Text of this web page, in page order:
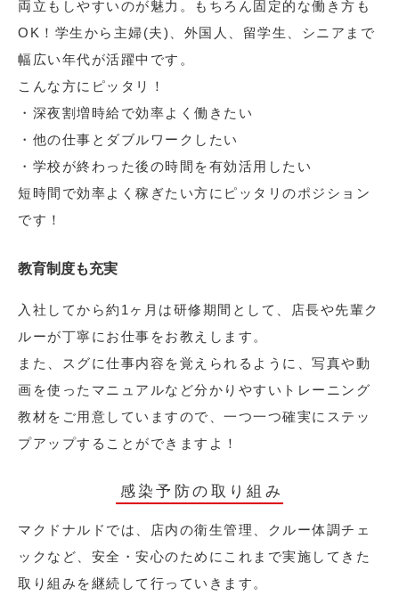
両立もしやすいのが魅力。もちろん固定的な働き方も
OK！学生から主婦(夫)、外国人、留学生、シニアまで
幅広い年代が活躍中です。
こんな方にピッタリ！
・深夜割増時給で効率よく働きたい
・他の仕事とダブルワークしたい
・学校が終わった後の時間を有効活用したい
短時間で効率よく稼ぎたい方にピッタリのポジション
です！
教育制度も充実
入社してから約1ヶ月は研修期間として、店長や先輩ク
ルーが丁寧にお仕事をお教えします。
また、スグに仕事内容を覚えられるように、写真や動
画を使ったマニュアルなど分かりやすいトレーニング
教材をご用意していますので、一つ一つ確実にステッ
プアップすることができますよ！
感染予防の取り組み
マクドナルドでは、店内の衛生管理、クルー体調チェ
ックなど、安全・安心のためにこれまで実施してきた
取り組みを継続して行っていきます。